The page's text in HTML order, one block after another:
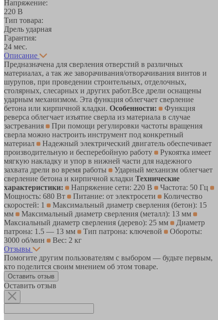
Напряжение:
220 В
Тип товара:
Дрель ударная
Гарантия:
24 мес.
Описание
Предназначена для сверления отверстий в различных
материалах, а так же заворачивания/отворачивания винтов и
шурупов, при проведении строительных, отделочных,
столярных, слесарных и других работ.Все дрели оснащены
ударным механизмом. Эта функция облегчает сверление
бетона или кирпичной кладки. Особенности:
Функция
реверса облегчает изъятие сверла из материала в случае
застревания
При помощи регулировки частоты вращения
сверла можно настроить инструмент под конкретный
материал
Надежный электрический двигатель обеспечивает
производительную и бесперебойную работу
Рукоятка имеет
мягкую накладку и упор в нижней части для надежного
захвата дрели во время работы
Ударный механизм облегчает
сверление бетона и кирпичной кладки Технические
характеристики:
Напряжение сети: 220 В
Частота: 50 Гц
Мощность: 680 Вт
Питание: от электросети
Количество
скоростей: 1
Максимальный диаметр сверления (бетон): 15
мм
Максимальный диаметр сверления (металл): 13 мм
Максиальный диаметр сверления (дерево): 25 мм
Диаметр
патрона: 1.5 — 13 мм
Тип патрона: ключевой
Обороты:
3000 об/мин
Вес: 2 кг
Отзывы
Помогите другим пользователям с выбором — будьте первым,
кто поделится своим мнением об этом товаре.
Оставить отзыв
Оставить отзыв